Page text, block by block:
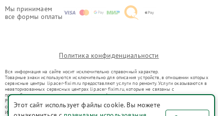
Мы принимаем
все формы оплаты
Политика конфиденциальности
Вся информация на сайте носит исключительно справочный характер.
Товарные знаки используются исключительно для описания устройств, в отношении которых
сервисные центры lip.acer-fixim.ru предоставляют услуги по ремонту. Услуги оказываются в
неавторизованных сервисных центрах lip.acer-fixim.ru, которые не связаны с
правообладателями товарных знаков или их официальными представителями.
Ремонт осуществляется для устройств, уже введенных в гражданский оборот в соответствии
со статьей 1487 ГК РФ.
Использование товарных знаков не преследует цели индивидуализации услуг или введения
Этот сайт использует файлы cookie. Вы можете